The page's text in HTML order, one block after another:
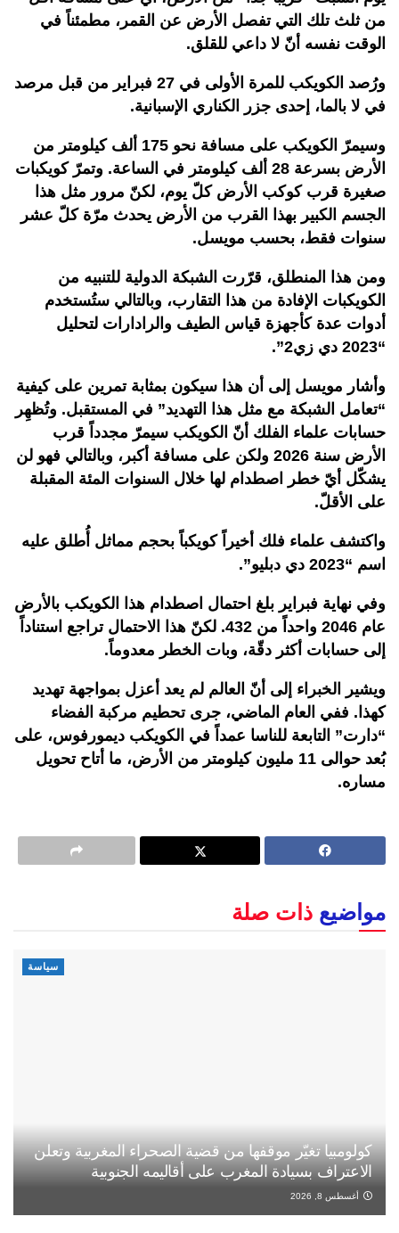
من ثلث تلك التي تفصل الأرض عن القمر، مطمئناً في
الوقت نفسه أنّ لا داعي للقلق.
ورُصد الكويكب للمرة الأولى في 27 فبراير من قبل مرصد
في لا بالما، إحدى جزر الكناري الإسبانية.
وسيمرّ الكويكب على مسافة نحو 175 ألف كيلومتر من
الأرض بسرعة 28 ألف كيلومتر في الساعة. وتمرّ كويكبات
صغيرة قرب كوكب الأرض كلّ يوم، لكنّ مرور مثل هذا
الجسم الكبير بهذا القرب من الأرض يحدث مرّة كلّ عشر
سنوات فقط، بحسب مويسل.
ومن هذا المنطلق، قرّرت الشبكة الدولية للتنبيه من
الكويكبات الإفادة من هذا التقارب، وبالتالي ستُستخدم
أدوات عدة كأجهزة قياس الطيف والرادارات لتحليل
“2023 دي زي2”.
وأشار مويسل إلى أن هذا سيكون بمثابة تمرين على كيفية
“تعامل الشبكة مع مثل هذا التهديد” في المستقبل. وتُظهِر
حسابات علماء الفلك أنّ الكويكب سيمرّ مجدداً قرب
الأرض سنة 2026 ولكن على مسافة أكبر، وبالتالي فهو لن
يشكّل أيّ خطر اصطدام لها خلال السنوات المئة المقبلة
على الأقلّ.
واكتشف علماء فلك أخيراً كويكباً بحجم مماثل أُطلق عليه
اسم “2023 دي دبليو”.
وفي نهاية فبراير بلغ احتمال اصطدام هذا الكويكب بالأرض
عام 2046 واحداً من 432. لكنّ هذا الاحتمال تراجع استناداً
إلى حسابات أكثر دقّة، وبات الخطر معدوماً.
ويشير الخبراء إلى أنّ العالم لم يعد أعزل بمواجهة تهديد
كهذا. ففي العام الماضي، جرى تحطيم مركبة الفضاء
“دارت” التابعة للناسا عمداً في الكويكب ديمورفوس، على
بُعد حوالى 11 مليون كيلومتر من الأرض، ما أتاح تحويل
مساره.
مواضيع ذات صلة
سياسة
كولومبيا تغيّر موقفها من قضية الصحراء المغربية وتعلن
الاعتراف بسيادة المغرب على أقاليمه الجنوبية
أغسطس 8, 2026